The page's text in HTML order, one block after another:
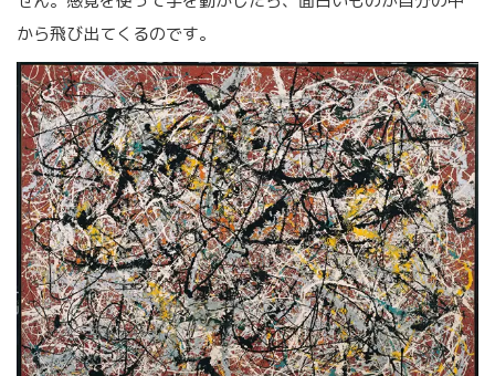
から飛び出てくるのです。